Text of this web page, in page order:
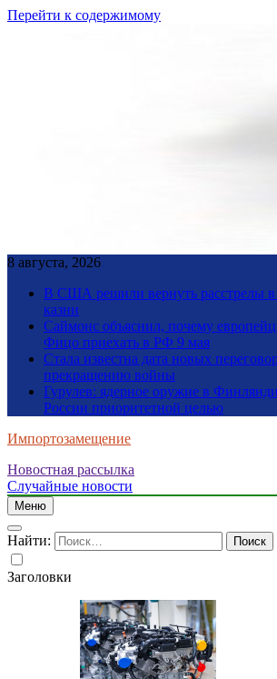
Перейти к содержимому
8 августа, 2026
В США решили вернуть расстрелы в
казни
Саймонс объяснил, почему
Фицо приехать в РФ 9 мая
Стала известна дата новых
прекращению войны
Гурулев: ядерное оружие в
России приоритетной целью
Импортозамещение
Новостная рассылка
Случайные новости
Меню
Найти:
Заголовки